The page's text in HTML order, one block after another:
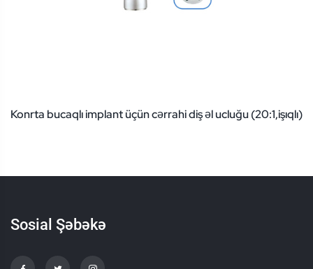
Konrta bucaqlı implant üçün cərrahi diş əl ucluğu (20:1,işıqlı)
Sosial Şəbəkə